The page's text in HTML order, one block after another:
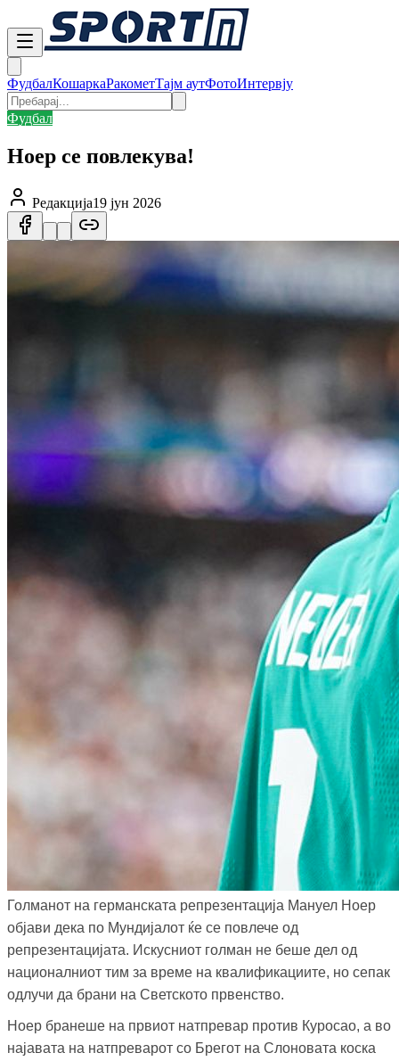
ФудбалКошаркаРакометТајм аутФотоИнтервју
Фудбал
Ноер се повлекува!
Редакција19 јун 2026
Голманот на германската репрезентација Мануел Ноер
објави дека по Мундијалот ќе се повлече од
репрезентацијата. Искусниот голман не беше дел од
националниот тим за време на квалификациите, но сепак
одлучи да брани на Светското првенство.
Ноер бранеше на првиот натпревар против Куросао, а во
најавата на натпреварот со Брегот на Слоновата коска